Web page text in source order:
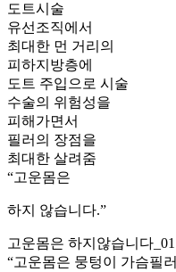
도트시술
유선조직에서
최대한 먼 거리의
피하지방층에
도트 주입으로 시술
수술의 위험성을
피해가면서
필러의 장점을
최대한 살려줌
“고운몸은
하지 않습니다.”
고운몸은 하지않습니다_01
“고운몸은 뭉텅이 가슴필러